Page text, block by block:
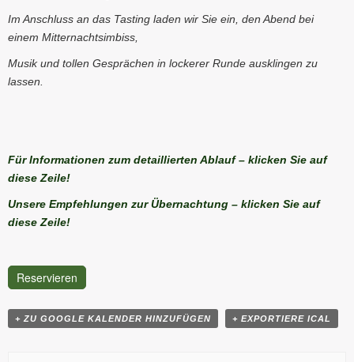
Im Anschluss an das Tasting laden wir Sie ein, den Abend bei
einem Mitternachtsimbiss,
Musik und tollen Gesprächen in lockerer Runde ausklingen zu
lassen.
Für Informationen zum detaillierten Ablauf – klicken Sie auf
diese Zeile!
Unsere Empfehlungen zur Übernachtung – klicken Sie auf
diese Zeile!
Reservieren
+ ZU GOOGLE KALENDER HINZUFÜGEN + EXPORTIERE ICAL